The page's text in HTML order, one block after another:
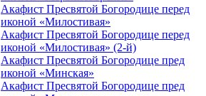
Акафист Пресвятой Богородице перед
иконой «Милостивая»
Акафист Пресвятой Богородице перед
иконой «Милостивая» (2-й)
Акафист Пресвятой Богородице пред
иконой «Минская»
Акафист Пресвятой Богородице пред